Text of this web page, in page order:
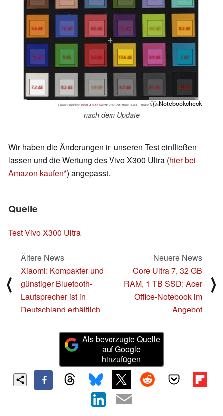
ⓘ Notebookcheck
nach dem Update
Wir haben die Änderungen in unseren Test einfließen
lassen und die Wertung des Vivo X300 Ultra (hier bei
Amazon kaufen ) angepasst.
Quelle
Test Vivo X300 Ultra
⟨
Ältere News
Xiaomi: Kompakter und
günstiger Bluetooth-
Lautsprecher ist in
Deutschland erhältlich
Neuere News
Core Ultra 7, 32 GB
RAM, 1 TB SSD: Acer
Office-Notebook im
Angebot
⟩
Als bevorzugte Quelle
auf Google
hinzufügen